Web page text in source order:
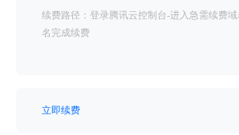
续费路径：登录腾讯云控制台-进入急需续费
名完成续费
立即续费